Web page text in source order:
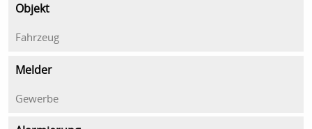
Objekt
Fahrzeug
Melder
Gewerbe